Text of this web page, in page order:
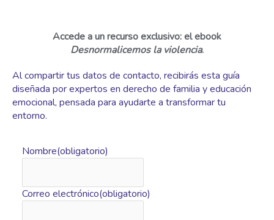
Accede a un recurso exclusivo: el ebook
Desnormalicemos la violencia.
Al compartir tus datos de contacto, recibirás esta guía
diseñada por expertos en derecho de familia y educación
emocional, pensada para ayudarte a transformar tu
entorno.
Nombre(obligatorio)
Correo electrónico(obligatorio)